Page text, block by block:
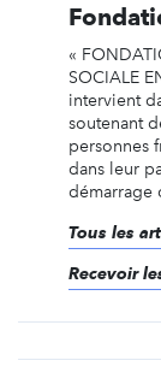
«
SOCIALE
intervient
soutenant
personnes
dans leur
démarrage
Tous les
Recevoir